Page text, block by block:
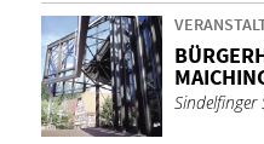
Sindelfinger